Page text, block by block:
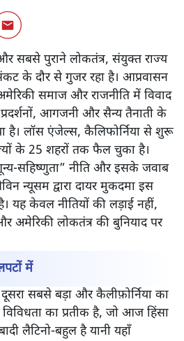
सबसे पुराने लोकतंत्र, संयुक्त राज्य
के दौर से गुजर रहा है। आप्रवासन
समाज और राजनीति में विवाद
आगजनी और सैन्य तैनाती के
लॉस एंजेल्स, कैलिफोर्निया से शुरू
के 25 शहरों तक फैल चुका है।
“शून्य-सहिष्णुता” नीति और इसके जवाब
न्यूसम द्वारा दायर मुकदमा इस
यह केवल नीतियों की लड़ाई नहीं,
अमेरिकी लोकतंत्र की बुनियाद पर
में
सबसे बड़ा और कैलीफ़ोर्निया का
का प्रतीक है, जो आज हिंसा
लैटिनो-बहुल है यानी यहाँ